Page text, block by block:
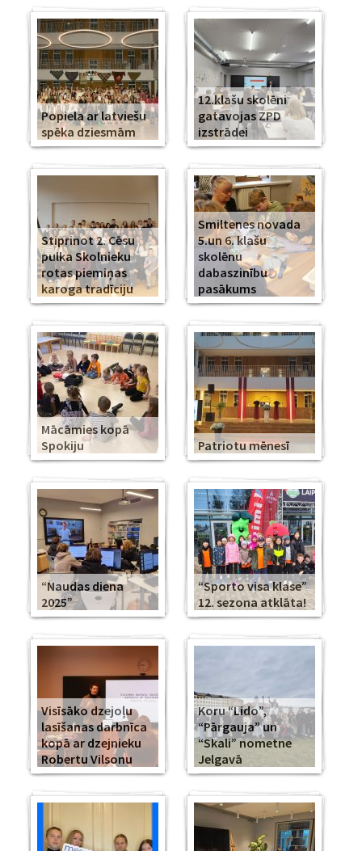
Popiela ar latviešu
spēka dziesmām
12.klašu skolēni
gatavojas ZPD
izstrādei
Stiprinot 2. Cēsu
pulka Skolnieku
rotas piemiņas
karoga tradīciju
Smiltenes novada
5.un 6. klašu
skolēnu
dabaszinību
pasākums
Mācāmies kopā
Spokiju
Patriotu mēnesī
“Naudas diena
2025”
“Sporto visa klase”
12. sezona atklāta!
Visīsāko dzejoļu
lasīšanas darbnīca
kopā ar dzejnieku
Robertu Vilsonu
Koru “Lido”,
“Pārgauja” un
“Skali” nometne
Jelgavā